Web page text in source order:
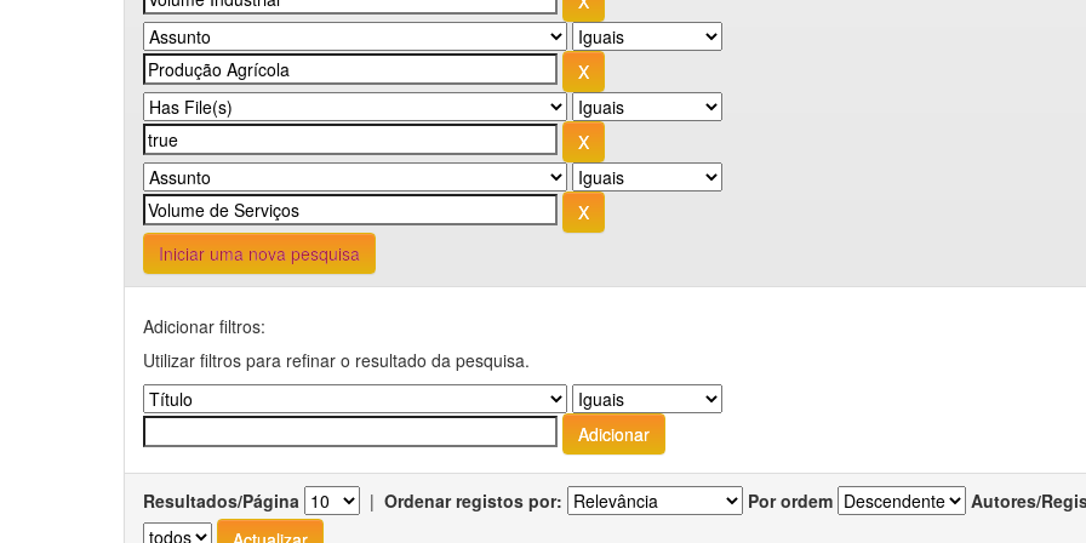
Iniciar uma nova pesquisa
Adicionar filtros:
Utilizar filtros para refinar o resultado da pesquisa.
Resultados/Página | Ordenar registos por: Por ordem Autores/